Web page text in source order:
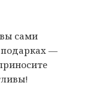
сами
—